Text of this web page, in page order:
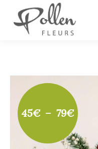
45€ – 79€Plage
de
prix :